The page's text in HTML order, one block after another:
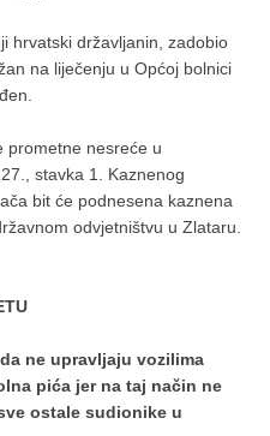
hrvatski državljanin, zadobio
na liječenju u Općoj bolnici
prometne nesreće u
stavka 1. Kaznenog
bit će podnesena kaznena
odvjetništvu u Zlataru.
ne upravljaju vozilima
pića jer na taj način ne
ostale sudionike u